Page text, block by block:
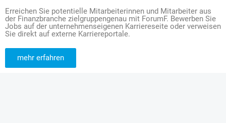
Erreichen Sie potentielle Mitarbeiterinnen und Mitarbeiter aus
der Finanzbranche zielgruppengenau mit ForumF. Bewerben Sie
Jobs auf der unternehmenseigenen Karriereseite oder verweisen
Sie direkt auf externe Karriereportale.
mehr erfahren